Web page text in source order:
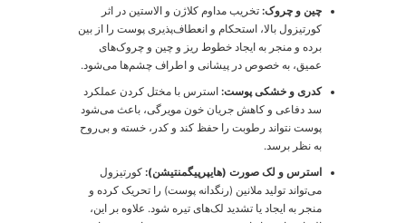
2.2. شعله‌ور شدن بیماری‌های مزمن پوستی:
استرس آتش را تندتر می‌کند
افرادی که به بیماری‌های پوستی مزمن مبتلا هستند،
مانند بنزین روی آتش عمل می‌کند.
اگزما و استرس (درماتیت آتوپیک):
استرس با تضعیف سد
دفاعی، پوست را خشک‌تر و نفوذپذیرتر می‌کند. همزمان،
با افزایش التهاب و فعال‌سازی ماست‌سل‌ها، خارش را به